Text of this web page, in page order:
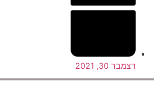
דצמבר 30, 2021